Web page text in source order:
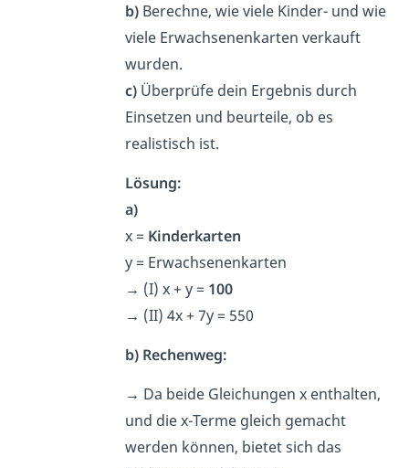
b) Berechne, wie viele Kinder- und wie
viele Erwachsenenkarten verkauft
wurden.
c) Überprüfe dein Ergebnis durch
Einsetzen und beurteile, ob es
realistisch ist.
Lösung:
a)
x = Kinderkarten
y = Erwachsenenkarten
→ (I) x + y = 100
→ (II) 4x + 7y = 550
b) Rechenweg:
→ Da beide Gleichungen x enthalten,
und die x-Terme gleich gemacht
werden können, bietet sich das